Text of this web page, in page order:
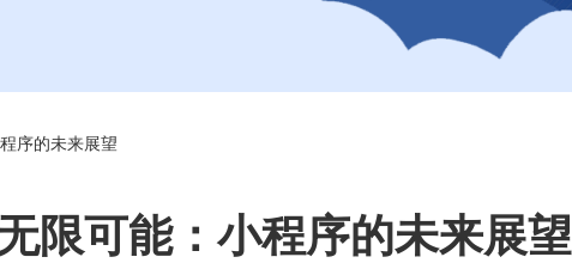
序的未来展望
限可能：小程序的未来展望